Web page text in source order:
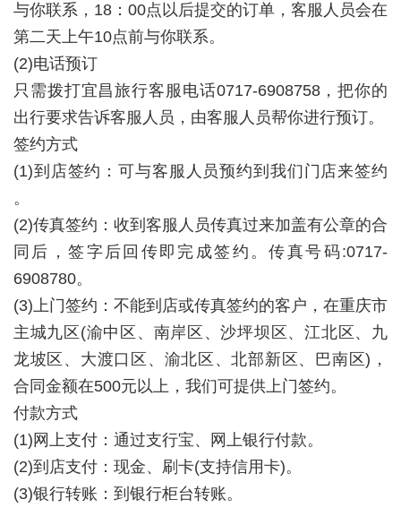
与你联系，18：00点以后提交的订单，客服人员会在
第二天上午10点前与你联系。
(2)电话预订
只需拨打宜昌旅行客服电话0717-6908758，把你的
出行要求告诉客服人员，由客服人员帮你进行预订。
签约方式
(1)到店签约：可与客服人员预约到我们门店来签约
。
(2)传真签约：收到客服人员传真过来加盖有公章的合
同后，签字后回传即完成签约。传真号码:0717-
6908780。
(3)上门签约：不能到店或传真签约的客户，在重庆市
主城九区(渝中区、南岸区、沙坪坝区、江北区、九
龙坡区、大渡口区、渝北区、北部新区、巴南区)，
合同金额在500元以上，我们可提供上门签约。
付款方式
(1)网上支付：通过支行宝、网上银行付款。
(2)到店支付：现金、刷卡(支持信用卡)。
(3)银行转账：到银行柜台转账。